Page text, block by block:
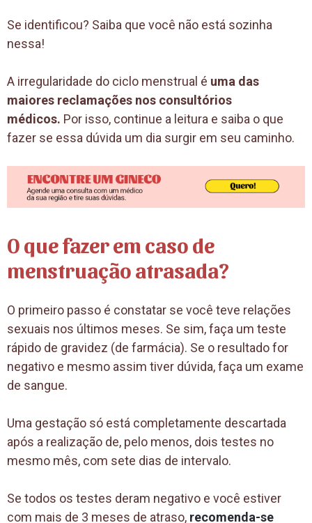
Se identificou? Saiba que você não está sozinha
nessa!
A irregularidade do ciclo menstrual é uma das
maiores reclamações nos consultórios
médicos. Por isso, continue a leitura e saiba o que
fazer se essa dúvida um dia surgir em seu caminho.
O que fazer em caso de
menstruação atrasada?
O primeiro passo é constatar se você teve relações
sexuais nos últimos meses. Se sim, faça um teste
rápido de gravidez (de farmácia). Se o resultado for
negativo e mesmo assim tiver dúvida, faça um exame
de sangue.
Uma gestação só está completamente descartada
após a realização de, pelo menos, dois testes no
mesmo mês, com sete dias de intervalo.
Se todos os testes deram negativo e você estiver
com mais de 3 meses de atraso, recomenda-se